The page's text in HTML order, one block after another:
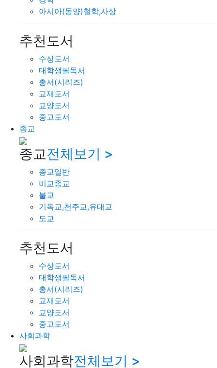
아시아(동양)철학,사상
추천도서
수상도서
대학생필독서
총서(시리즈)
교재도서
교양도서
중고도서
종교
종교전체보기 >
종교일반
비교종교
불교
기독교,천주교,유대교
도교
추천도서
수상도서
대학생필독서
총서(시리즈)
교재도서
교양도서
중고도서
사회과학
사회과학전체보기 >